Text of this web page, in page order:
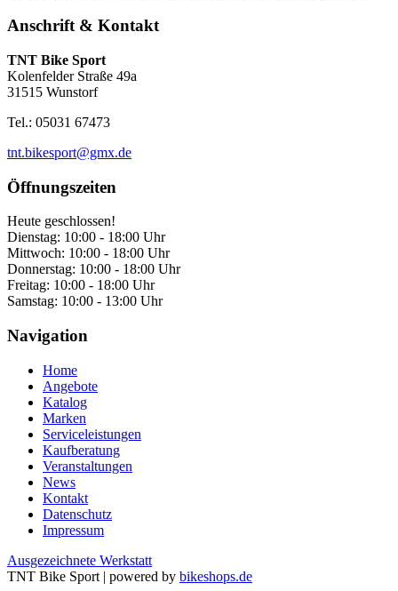
Anschrift & Kontakt
TNT Bike Sport
Kolenfelder Straße 49a
31515 Wunstorf
Tel.: 05031 67473
tnt.bikesport@gmx.de
Öffnungszeiten
Heute geschlossen!
Dienstag: 10:00 - 18:00 Uhr
Mittwoch: 10:00 - 18:00 Uhr
Donnerstag: 10:00 - 18:00 Uhr
Freitag: 10:00 - 18:00 Uhr
Samstag: 10:00 - 13:00 Uhr
Navigation
Home
Angebote
Katalog
Marken
Serviceleistungen
Kaufberatung
Veranstaltungen
News
Kontakt
Datenschutz
Impressum
Ausgezeichnete Werkstatt
TNT Bike Sport | powered by bikeshops.de